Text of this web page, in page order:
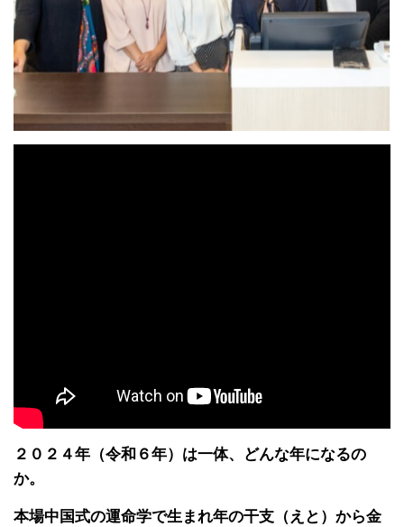
２０２４年（令和６年）は一体、どんな年になるの
か。
本場中国式の運命学で生まれ年の干支（えと）から金